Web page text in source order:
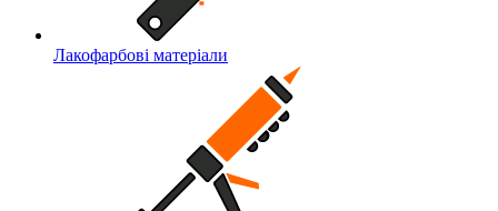
Лакофарбові матеріали